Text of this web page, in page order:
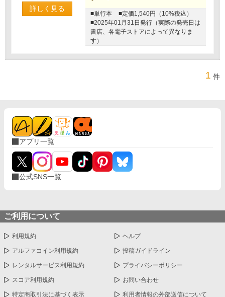
詳しく見る
■単行本
■定価1,540円（10%税込）
■2025年01月31日発行（実際の発売日は
書店、各電子ストアによって異なりま
す）
1 件
アプリ一覧
公式SNS一覧
ご利用について
利用規約 ヘルプ
アルファコイン利用規約 投稿ガイドライン
レンタルサービス利用規約 プライバシーポリシー
スコア利用規約 お問い合わせ
特定商取引法に基づく表示 利用者情報の外部送信について